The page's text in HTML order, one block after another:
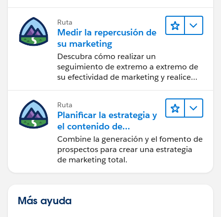
Ruta
Medir la repercusión de
su marketing
Descubra cómo realizar un
seguimiento de extremo a extremo de
su efectividad de marketing y realice
Ruta
Planificar la estrategia y
el contenido de
marketing con
Marketing Cloud
Account Engagement
Combine la generación y el fomento de
prospectos para crear una estrategia
de marketing total.
Más ayuda